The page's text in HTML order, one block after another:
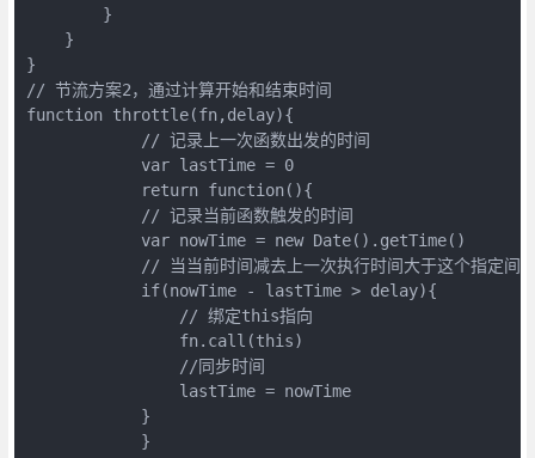
        }
    }
}
// 节流方案2，通过计算开始和结束时间
function throttle(fn,delay){
            // 记录上一次函数出发的时间
            var lastTime = 0
            return function(){
            // 记录当前函数触发的时间
            var nowTime = new Date().getTime()
// 当当前时间减去上一次执行时间大于这个指定间
            if(nowTime - lastTime > delay){
                // 绑定this指向
                fn.call(this)
                //同步时间
                lastTime = nowTime
            }
            }